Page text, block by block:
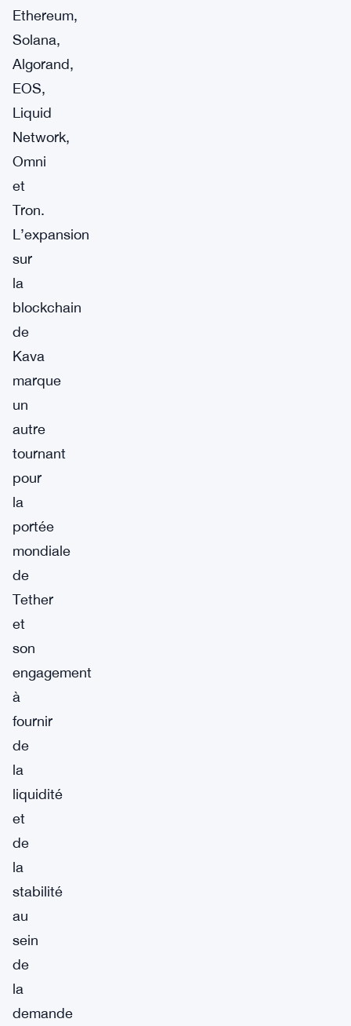
Ethereum,
Solana,
Algorand,
EOS,
Liquid
Network,
Omni
et
Tron.
L’expansion
sur
la
blockchain
de
Kava
marque
un
autre
tournant
pour
la
portée
mondiale
de
Tether
et
son
engagement
à
fournir
de
la
liquidité
et
de
la
stabilité
au
sein
de
la
demande